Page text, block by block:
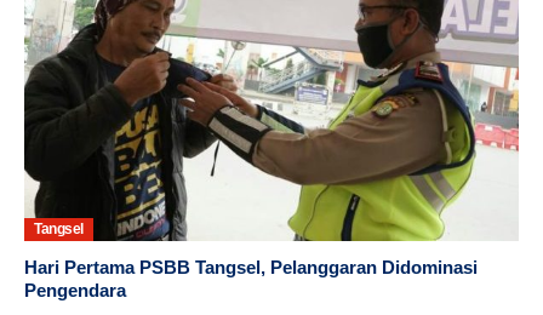
Tangsel
Hari Pertama PSBB Tangsel, Pelanggaran Didominasi
Pengendara